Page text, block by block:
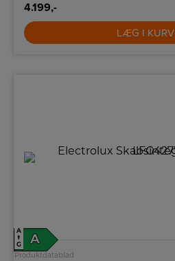
4.199,-
LÆG I KURV
A
↑
G
A
Produktdatablad